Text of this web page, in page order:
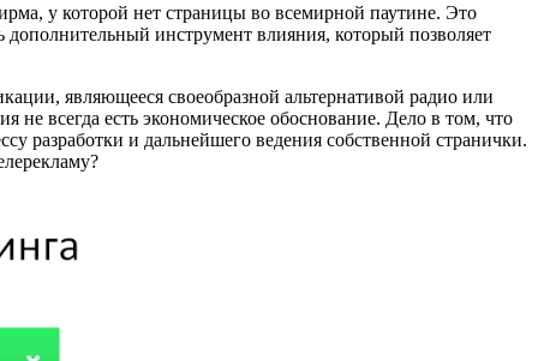
у которой нет страницы во всемирной паутине. Это
инструмент влияния, который позволяет
являющееся своеобразной альтернативой радио или
всегда есть экономическое обоснование. Дело в том, что
разработки и дальнейшего ведения собственной странички.